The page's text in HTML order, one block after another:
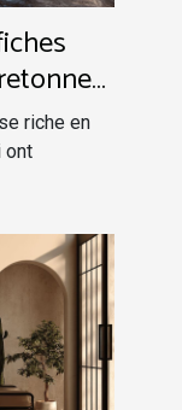
riche en
ont